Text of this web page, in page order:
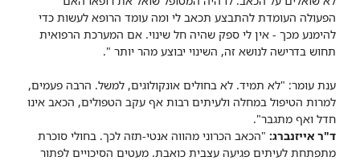
הפעולה העומדת להתבצע תכאב לי ומה עומד הרופא לעשות כדי
להימנע מכך - אין לי ספק שהיה חל שינוי. אם המערכת הרפואית
תחוש בדרישה לנושא זה, השינוי יבוצע מהר יותר ".
ענת עומר: "לא תמיד. לא בחולים אונקולוגים, למשל. הרבה פעמים,
למרות הטיפול במחלה ולעיתים רבות אף עקב הטפולים, הכאב אינו
חדל ואף מתגבר".
ד"ר אייזנברג: "הכאב הכרוני מהווה אנטי-תזה לכך. בחולי סוכרת
מתפתחת לעיתים פגיעה עצבית כואבת. מעטים הסיכויים לפתור